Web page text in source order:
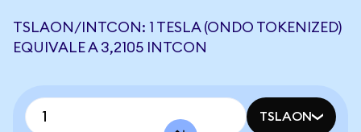
TSLAON/INTCON: 1 TESLA (ONDO TOKENIZED)
EQUIVALE A 3,2105 INTCON
TSLAON